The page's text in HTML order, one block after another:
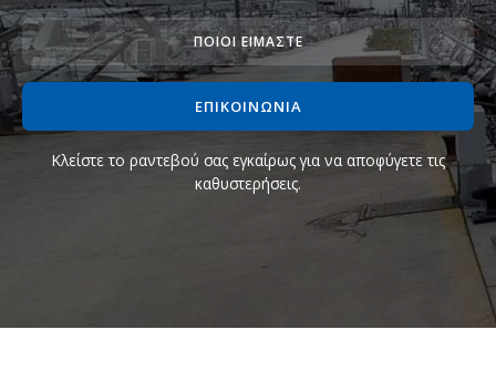
ΠΟΙΟΙ ΕΊΜΑΣΤΕ
ΕΠΙΚΟΙΝΩΝΊΑ
Κλείστε το ραντεβού σας εγκαίρως για να αποφύγετε τις
καθυστερήσεις.